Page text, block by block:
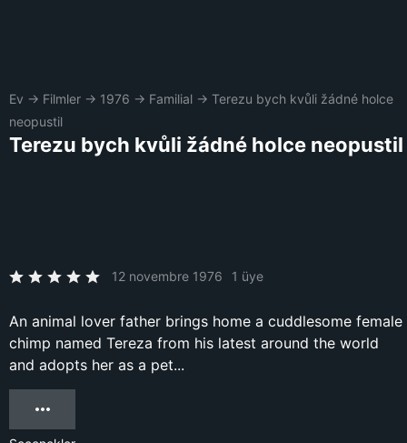
Ev → Filmler → 1976 → Familial → Terezu bych kvůli žádné holce
neopustil
Terezu bych kvůli žádné holce neopustil
12 novembre 1976 1 üye
An animal lover father brings home a cuddlesome female
chimp named Tereza from his latest around the world
and adopts her as a pet...